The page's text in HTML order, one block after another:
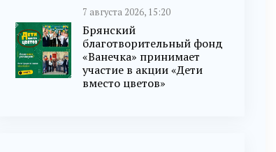
7 августа 2026, 15:20
Брянский
благотворительный фонд
«Ванечка» принимает
участие в акции «Дети
вместо цветов»